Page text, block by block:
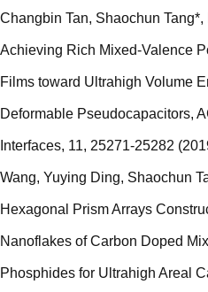
Changbin Tan, Shaochun
Achieving Rich Mixed-Valence
Films toward Ultrahigh Volume
Deformable Pseudocapacitors,
Interfaces, 11, 25271-25282
Wang, Yuying Ding, Shaochun
Hexagonal Prism Arrays
Nanoflakes of Carbon Doped
Phosphides for Ultrahigh Areal